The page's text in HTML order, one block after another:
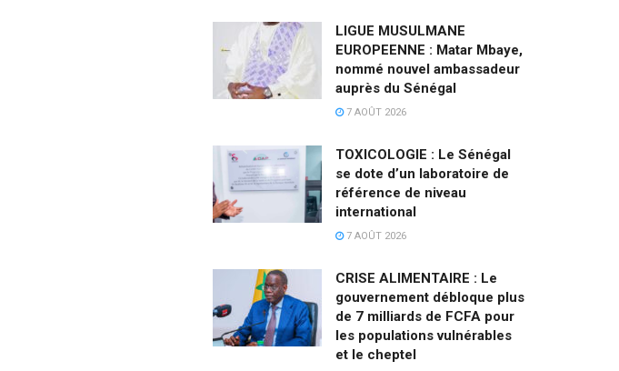
LIGUE MUSULMANE
EUROPEENNE : Matar Mbaye,
nommé nouvel ambassadeur
auprès du Sénégal
7 AOÛT 2026
TOXICOLOGIE : Le Sénégal
se dote d’un laboratoire de
référence de niveau
international
7 AOÛT 2026
CRISE ALIMENTAIRE : Le
gouvernement débloque plus
de 7 milliards de FCFA pour
les populations vulnérables
et le cheptel